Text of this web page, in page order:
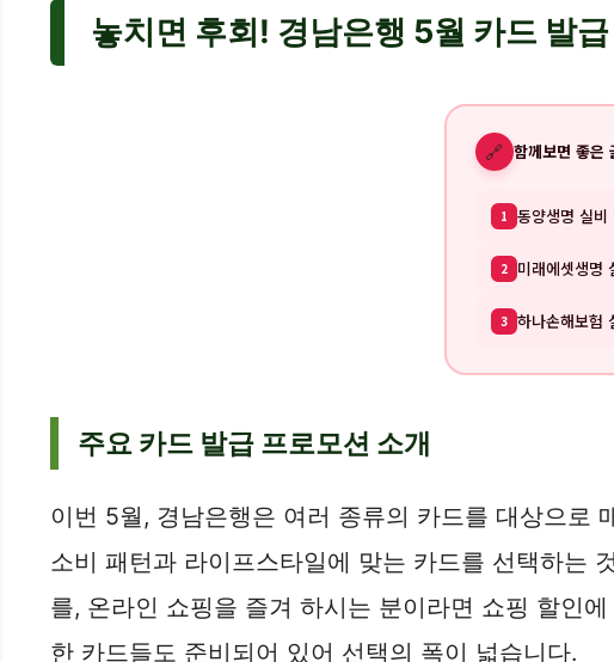
놓치면 후회! 경남은행 5월 카드 발
🔗 함께보면 좋은
1 동양생명 실
2 미래에셋생명
3 하나손해보험
주요 카드 발급 프로모션 소개
이번 5월, 경남은행은 여러 종류의 카드를 대상으로
소비 패턴과 라이프스타일에 맞는 카드를 선택하는
를, 온라인 쇼핑을 즐겨 하시는 분이라면 쇼핑 할인
한 카드들도 준비되어 있어 선택의 폭이 넓습니다.